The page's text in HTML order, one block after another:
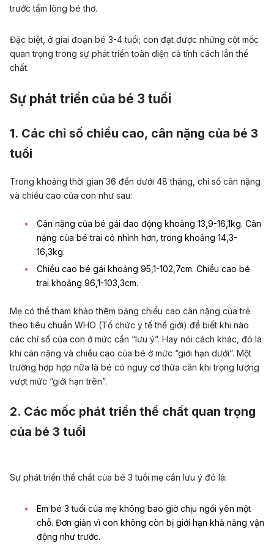
trước tấm lòng bé thơ.
Đặc biệt, ở giai đoạn bé 3-4 tuổi; con đạt được những cột mốc
quan trọng trong sự phát triển toàn diện cả tính cách lẫn thể
chất.
Sự phát triển của bé 3 tuổi
1. Các chỉ số chiều cao, cân nặng của bé 3
tuổi
Trong khoảng thời gian 36 đến dưới 48 tháng, chỉ số cân nặng
và chiều cao của con như sau:
Cân nặng của bé gái dao động khoảng 13,9-16,1kg. Cân
nặng của bé trai có nhỉnh hơn, trong khoảng 14,3-
16,3kg.
Chiều cao bé gái khoảng 95,1-102,7cm. Chiều cao bé
trai khoảng 96,1-103,3cm.
Mẹ có thể tham khảo thêm bảng chiều cao cân nặng của trẻ
theo tiêu chuẩn WHO (Tổ chức y tế thế giới) để biết khi nào
các chỉ số của con ở mức cần “lưu ý”. Hay nói cách khác, đó là
khi cân nặng và chiều cao của bé ở mức “giới hạn dưới”. Một
trường hợp hợp nữa là bé có nguy cơ thừa cân khi trọng lượng
vượt mức “giới hạn trên”.
2. Các mốc phát triển thể chất quan trọng
của bé 3 tuổi
Sự phát triển thể chất của bé 3 tuổi mẹ cần lưu ý đó là:
Em bé 3 tuổi của mẹ không bao giờ chịu ngồi yên một
chỗ. Đơn giản vì con không còn bị giới hạn khả năng vận
động như trước.